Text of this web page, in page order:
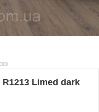
Limed dark